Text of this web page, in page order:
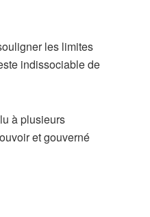
les limites
indissociable de
à plusieurs
et gouverné